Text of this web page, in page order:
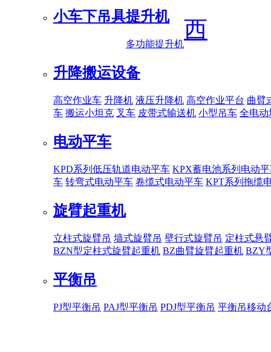
小车下吊具提升机
多功能提升机
升降搬运设备
高空作业车 升降机 液压升降机 高空作业平台 曲臂
车 搬运小坦克 叉车 皮带式输送机 小型吊车 全电动
电动平车
KPD系列低压轨道电动平车 KPX蓄电池系列电动
车 转弯式电动平车 卷缆式电动平车 KPT系列拖缆
旋臂起重机
立柱式旋臂吊 墙式旋臂吊 壁行式旋臂吊 定柱式悬
BZN型定柱式旋臂起重机 BZ曲臂旋臂起重机 BZY
平衡吊
PJ型平衡吊 PAJ型平衡吊 PDJ型平衡吊 平衡吊移动
西